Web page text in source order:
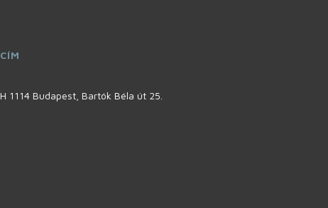
CÍM
H 1114 Budapest, Bartók Béla út 25.